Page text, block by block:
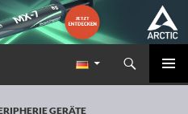
Portal
GERÄTE